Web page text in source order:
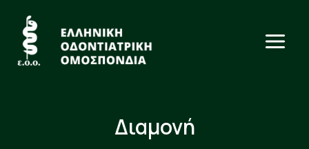
Διαμονή